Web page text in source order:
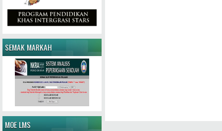
SEMAK MARKAH
MOE LMS